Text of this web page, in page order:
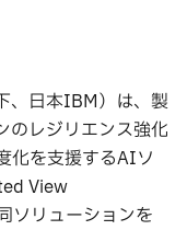
、日本IBM）は、製
のレジリエンス強化
化を支援するAIソ
View
リューションを